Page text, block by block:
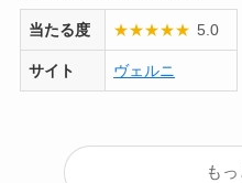
当たる度 ★★★★★ 5.0
サイト ヴェルニ
も